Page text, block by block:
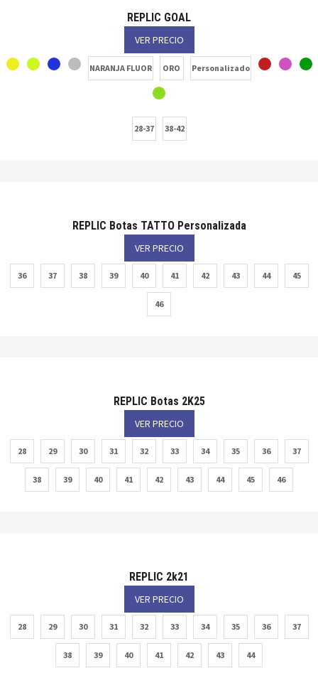
REPLIC GOAL
VER PRECIO
NARANJA FLUOR ORO Personalizado
28-37 38-42
REPLIC Botas TATTO Personalizada
VER PRECIO
36 37 38 39 40 41 42 43 44 45
46
REPLIC Botas 2K25
VER PRECIO
28 29 30 31 32 33 34 35 36 37
38 39 40 41 42 43 44 45 46
REPLIC 2k21
VER PRECIO
28 29 30 31 32 33 34 35 36 37
38 39 40 41 42 43 44